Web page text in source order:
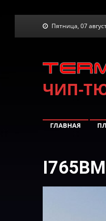
Пятница, 07
ЧИП-
ГЛАВНАЯ